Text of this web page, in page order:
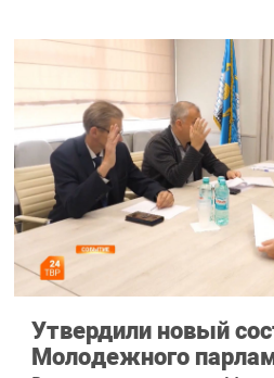
Утвердили новый
Молодежного